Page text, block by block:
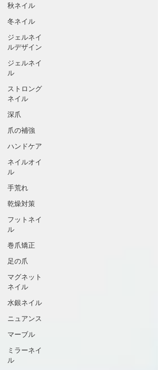
秋ネイル
冬ネイル
ジェルネイ
ルデザイン
ジェルネイ
ル
ストロング
ネイル
深爪
爪の補強
ハンドケア
ネイルオイ
ル
手荒れ
乾燥対策
フットネイ
ル
巻爪矯正
足の爪
マグネット
ネイル
水銀ネイル
ニュアンス
マーブル
ミラーネイ
ル